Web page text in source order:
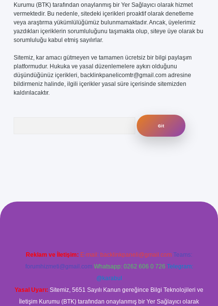
Kurumu (BTK) tarafından onaylanmış bir Yer Sağlayıcı olarak hizmet
vermektedir. Bu nedenle, sitedeki içerikleri proaktif olarak denetleme
veya araştırma yükümlülüğümüz bulunmamaktadır. Ancak, üyelerimiz
yazdıkları içeriklerin sorumluluğunu taşımakta olup, siteye üye olarak bu
sorumluluğu kabul etmiş sayılırlar.
Sitemiz, kar amacı gütmeyen ve tamamen ücretsiz bir bilgi paylaşım
platformudur. Hukuka ve yasal düzenlemelere aykırı olduğunu
düşündüğünüz içerikleri, backlinkpanelicomtr@gmail.com adresine
bildirmeniz halinde, ilgili içerikler yasal süre içerisinde sitemizden
kaldırılacaktır.
Reklam ve İletişim: E-mail: backlinkpaneli@gmail.com Teams:
forumhizmeti@gmail.com Whatsapp: 0262 606 0 726 Telegram:
@karabul
Yasal Uyarı: Sitemiz, 5651 Sayılı Kanun gereğince Bilgi Teknolojileri ve
İletişim Kurumu (BTK) tarafından onaylanmış bir Yer Sağlayıcı olarak